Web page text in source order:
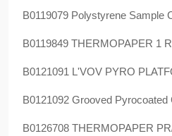
B0119079 Polystyrene Sample
B0119849 THERMOPAPER 1
B0121091 L'VOV PYRO
B0121092 Grooved
B0126708 THERMOPAPER